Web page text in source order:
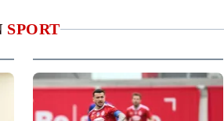
SPORT